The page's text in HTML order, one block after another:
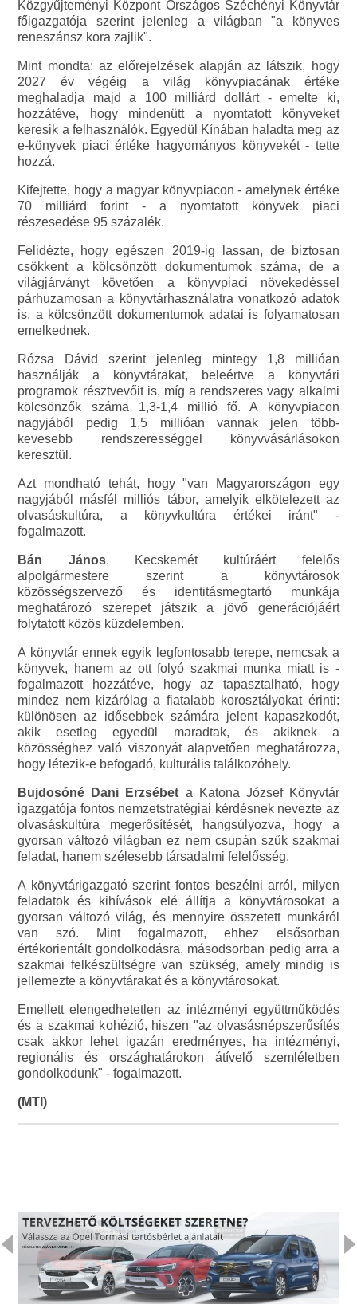
Közgyűjteményi Központ Országos Széchényi Könyvtár
főigazgatója szerint jelenleg a világban "a könyves
reneszánsz kora zajlik".
Mint mondta: az előrejelzések alapján az látszik, hogy
2027 év végéig a világ könyvpiacának értéke
meghaladja majd a 100 milliárd dollárt - emelte ki,
hozzátéve, hogy mindenütt a nyomtatott könyveket
keresik a felhasználók. Egyedül Kínában haladta meg az
e-könyvek piaci értéke hagyományos könyvekét - tette
hozzá.
Kifejtette, hogy a magyar könyvpiacon - amelynek értéke
70 milliárd forint - a nyomtatott könyvek piaci
részesedése 95 százalék.
Felidézte, hogy egészen 2019-ig lassan, de biztosan
csökkent a kölcsönzött dokumentumok száma, de a
világjárványt követően a könyvpiaci növekedéssel
párhuzamosan a könyvtárhasználatra vonatkozó adatok
is, a kölcsönzött dokumentumok adatai is folyamatosan
emelkednek.
Rózsa Dávid szerint jelenleg mintegy 1,8 millióan
használják a könyvtárakat, beleértve a könyvtári
programok résztvevőit is, míg a rendszeres vagy alkalmi
kölcsönzők száma 1,3-1,4 millió fő. A könyvpiacon
nagyjából pedig 1,5 millióan vannak jelen több-
kevesebb rendszerességgel könyvvásárlásokon
keresztül.
Azt mondható tehát, hogy "van Magyarországon egy
nagyjából másfél milliós tábor, amelyik elkötelezett az
olvasáskultúra, a könyvkultúra értékei iránt" -
fogalmazott.
Bán János, Kecskemét kultúráért felelős
alpolgármestere szerint a könyvtárosok
közösségszervező és identitásmegtartó munkája
meghatározó szerepet játszik a jövő generációjáért
folytatott közös küzdelemben.
A könyvtár ennek egyik legfontosabb terepe, nemcsak a
könyvek, hanem az ott folyó szakmai munka miatt is -
fogalmazott hozzátéve, hogy az tapasztalható, hogy
mindez nem kizárólag a fiatalabb korosztályokat érinti:
különösen az idősebbek számára jelent kapaszkodót,
akik esetleg egyedül maradtak, és akiknek a
közösséghez való viszonyát alapvetően meghatározza,
hogy létezik-e befogadó, kulturális találkozóhely.
Bujdosóné Dani Erzsébet a Katona József Könyvtár
igazgatója fontos nemzetstratégiai kérdésnek nevezte az
olvasáskultúra megerősítését, hangsúlyozva, hogy a
gyorsan változó világban ez nem csupán szűk szakmai
feladat, hanem szélesebb társadalmi felelősség.
A könyvtárigazgató szerint fontos beszélni arról, milyen
feladatok és kihívások elé állítja a könyvtárosokat a
gyorsan változó világ, és mennyire összetett munkáról
van szó. Mint fogalmazott, ehhez elsősorban
értékorientált gondolkodásra, másodsorban pedig arra a
szakmai felkészültségre van szükség, amely mindig is
jellemezte a könyvtárakat és a könyvtárosokat.
Emellett elengedhetetlen az intézményi együttműködés
és a szakmai kohézió, hiszen "az olvasásnépszerűsítés
csak akkor lehet igazán eredményes, ha intézményi,
regionális és országhatárokon átívelő szemléletben
gondolkodunk" - fogalmazott.
(MTI)